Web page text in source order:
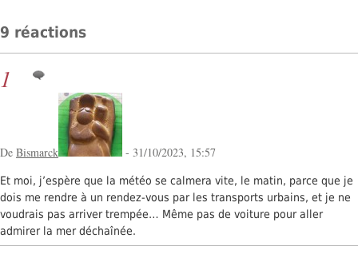
9 réactions
1
De Bismarck - 31/10/2023, 15:57
Et moi, j’espère que la météo se calmera vite, le matin, parce que je
dois me rendre à un rendez-vous par les transports urbains, et je ne
voudrais pas arriver trempée… Même pas de voiture pour aller
admirer la mer déchaînée.